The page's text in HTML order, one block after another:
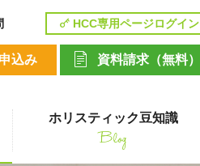
ホリスティック豆知識
Blog
込み 資料請求（無料）
HCC専用ページログイン